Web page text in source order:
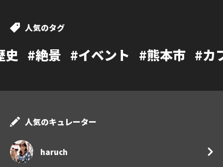
人気のタグ
#イベント #熊本市 #カフェ #温泉
人気のキュレーター
haruch